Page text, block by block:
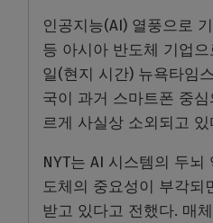
인공지능(AI) 열풍으로
등 아시아 반도체 기업
일(현지 시간) 뉴욕타임
국이 과거 스마트폰 중
르게 사실상 소외되고
NYT는 AI 시스템의 두
도체의 중요성이 부각되
받고 있다고 전했다. 매